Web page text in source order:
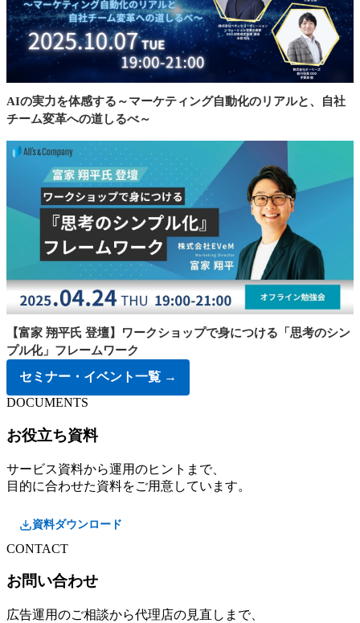
AIの実力を体感する～マーケティング自動化のリアルと、自社
チーム変革への道しるべ～
【富家 翔平氏 登壇】ワークショップで身につける「思考のシン
プル化」フレームワーク
セミナー・イベント一覧 →
DOCUMENTS
お役立ち資料
サービス資料から運用のヒントまで、
目的に合わせた資料をご用意しています。
資料ダウンロード
CONTACT
お問い合わせ
広告運用のご相談から代理店の見直しまで、